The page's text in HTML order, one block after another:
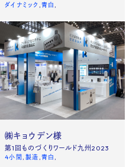
ダイナミック 青白
㈱キョウデン様
第1回ものづくりワールド九州2023
4小間 製造 青白